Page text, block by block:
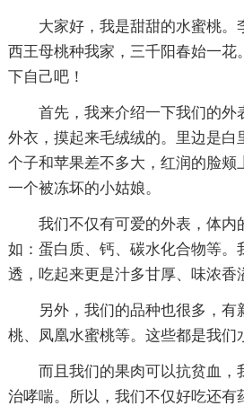
大家好，我是甜甜的水蜜桃。
西王母桃种我家，三千阳春始一花
下自己吧！
首先，我来介绍一下我们的外
外衣，摸起来毛绒绒的。里边是白
个子和苹果差不多大，红润的脸颊
一个被冻坏的小姑娘。
我们不仅有可爱的外表，体内
如：蛋白质、钙、碳水化合物等。
透，吃起来更是汁多甘厚、味浓香
另外，我们的品种也很多，有
桃、凤凰水蜜桃等。这些都是我们
而且我们的果肉可以抗贫血，
治哮喘。所以，我们不仅好吃还有